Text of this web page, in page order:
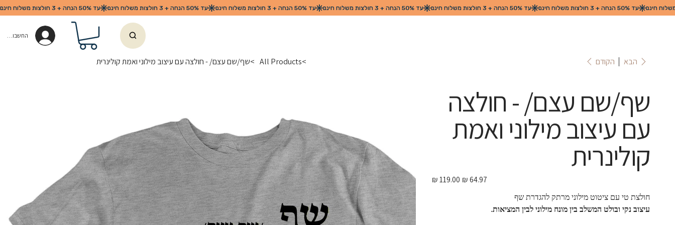
החשבון שלי
>
All Products
>שף/שם עצם/ - חולצה עם עיצוב מילוני ואמת קולינרית הקודם הבא
שף/שם עצם/ - חולצה
עם עיצוב מילוני ואמת
קולינרית
מחיר
מקורי
מחיר
מבצע
חולצת טי עם ציטוט מילוני מרתק להגדרת שף
עיצוב נקי ובולט המשלב בין מונח מילוני לבין המציאות.